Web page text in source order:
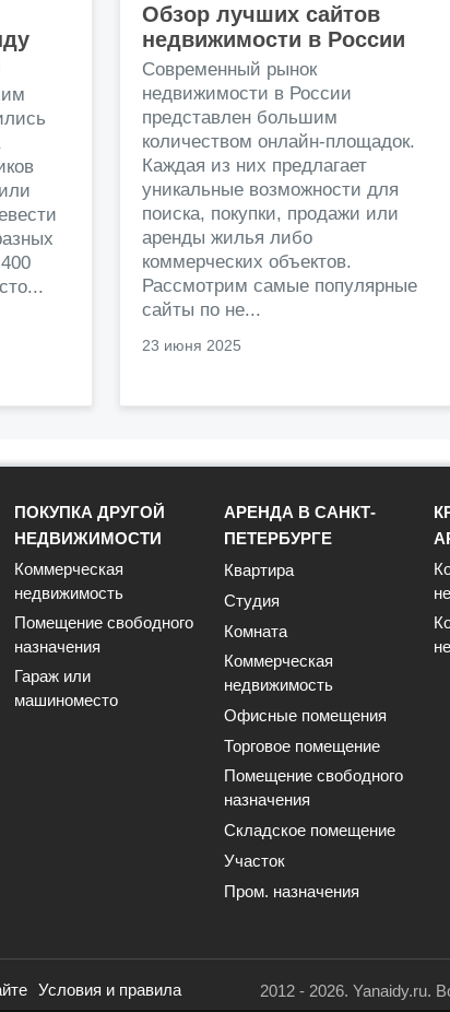
Обзор лучших сайтов
недвижимости в России
Современный рынок
недвижимости в России
представлен большим
количеством онлайн-площадок.
Каждая из них предлагает
уникальные возможности для
поиска, покупки, продажи или
аренды жилья либо
коммерческих объектов.
Рассмотрим самые популярные
сайты по не...
23 июня 2025
ПОКУПКА ДРУГОЙ
НЕДВИЖИМОСТИ
Коммерческая
недвижимость
Помещение свободного
назначения
Гараж или
машиноместо
АРЕНДА В САНКТ-
ПЕТЕРБУРГЕ
Квартира
Студия
Комната
Коммерческая
недвижимость
Офисные помещения
Торговое помещение
Помещение свободного
назначения
Складское помещение
Участок
Пром. назначения
Условия и правила 2012 - 2026. Yanaidy.ru.